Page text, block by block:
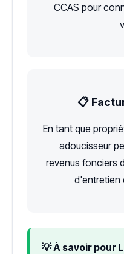
CCAS pour
📋
En tant que
adoucisseur
revenus fonciers
d'entretien
💡 À savoir pour